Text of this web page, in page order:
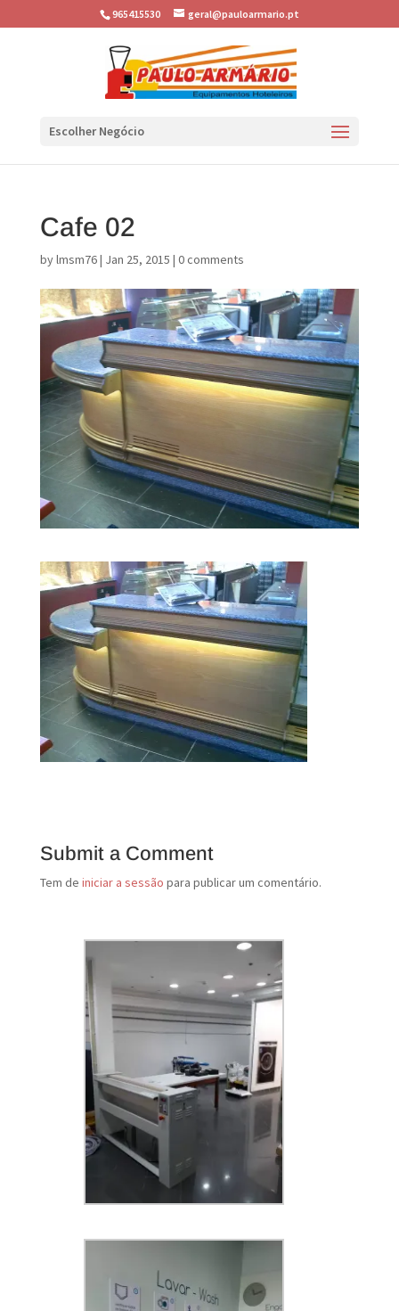
965415530 geral@pauloarmario.pt
Escolher Negócio
Cafe 02
bylmsm76| Jan 25, 2015 | 0 comments
Submit a Comment
Tem de iniciar a sessão para publicar um comentário.